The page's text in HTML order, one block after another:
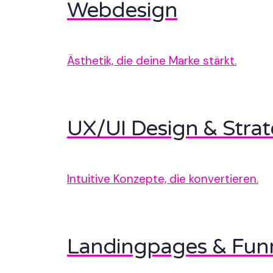
Webdesign
Ästhetik, die deine Marke stärkt.
UX/UI Design &
Intuitive Konzepte, die konvertieren.
Landingpages &